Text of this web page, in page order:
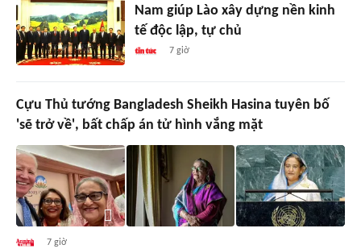
Nam giúp Lào xây dựng nền kinh
tế độc lập, tự chủ
7 giờ
Cựu Thủ tướng Bangladesh Sheikh Hasina tuyên bố
'sẽ trở về', bất chấp án tử hình vắng mặt
7 giờ